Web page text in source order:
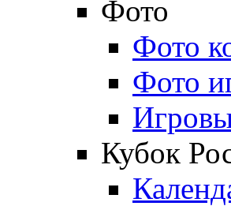
Фото
Фото
Фото
Кубок